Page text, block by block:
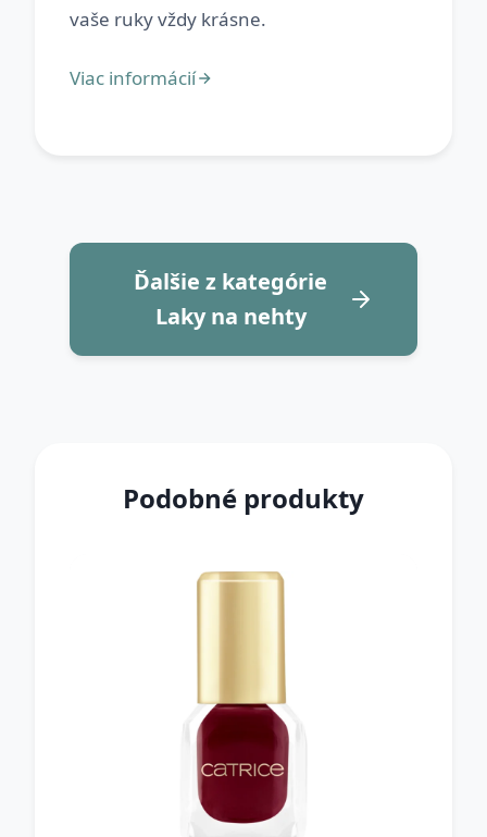
Ďalšie z kategórie
Laky na nehty
Podobné produkty